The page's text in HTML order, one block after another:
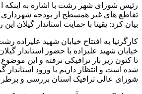
رئیس شورای شهر رشت با اشاره به اینکه
تقاطع های غیر همسطح از بودجه
بیان کرد: یقینا با حمایت استاندار گیلان
کارگرنیا به افتتاح خیابان شهید علیزاده
خیابان شهید علیزاده با حضور استاندار
تا کنون زیر بار ترافیکی نرفته و این
شده است و انتظار داریم با ورود استاندار
شورای عالی ترافیک استان بررسی و